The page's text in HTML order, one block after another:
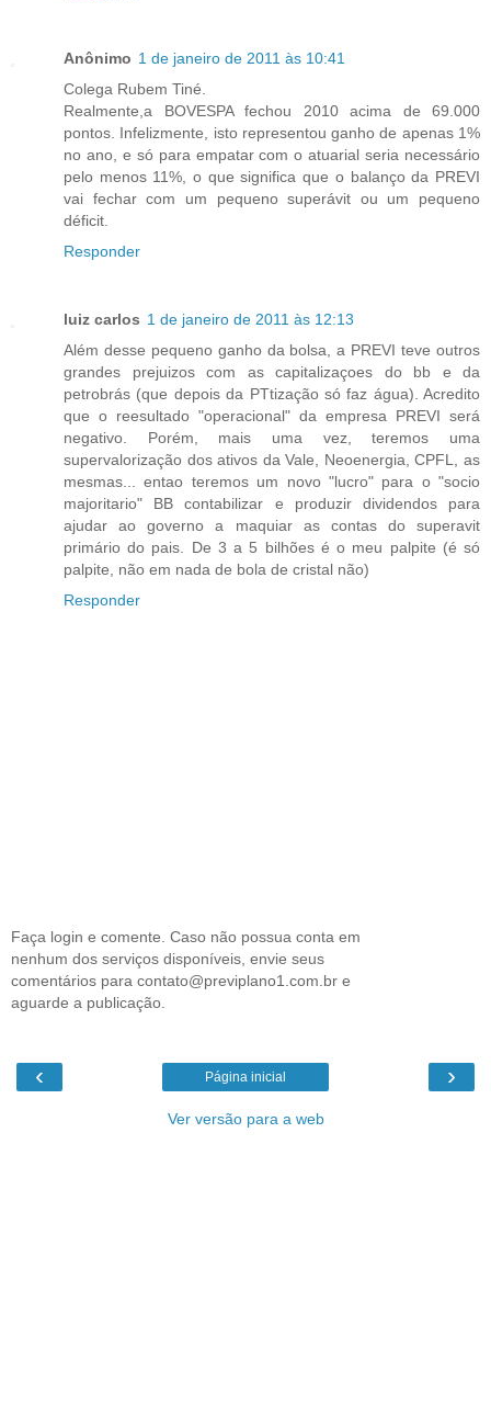
Anônimo 1 de janeiro de 2011 às 10:41
Colega Rubem Tiné.
Realmente,a BOVESPA fechou 2010 acima de 69.000
pontos. Infelizmente, isto representou ganho de apenas 1%
no ano, e só para empatar com o atuarial seria necessário
pelo menos 11%, o que significa que o balanço da PREVI
vai fechar com um pequeno superávit ou um pequeno
déficit.
Responder
luiz carlos 1 de janeiro de 2011 às 12:13
Além desse pequeno ganho da bolsa, a PREVI teve outros
grandes prejuizos com as capitalizaçoes do bb e da
petrobrás (que depois da PTtização só faz água). Acredito
que o reesultado "operacional" da empresa PREVI será
negativo. Porém, mais uma vez, teremos uma
supervalorização dos ativos da Vale, Neoenergia, CPFL, as
mesmas... entao teremos um novo "lucro" para o "socio
majoritario" BB contabilizar e produzir dividendos para
ajudar ao governo a maquiar as contas do superavit
primário do pais. De 3 a 5 bilhões é o meu palpite (é só
palpite, não em nada de bola de cristal não)
Responder
Faça login e comente. Caso não possua conta em
nenhum dos serviços disponíveis, envie seus
comentários para contato@previplano1.com.br e
aguarde a publicação.
‹ ›
Página inicial
Ver versão para a web